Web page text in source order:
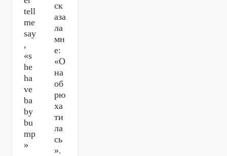
tell
me
say
,
«s
he
ha
ve
ba
by
bu
mp
»
ск
аза
ла
мн
е:
«О
на
об
рю
ха
ти
ла
сь
».